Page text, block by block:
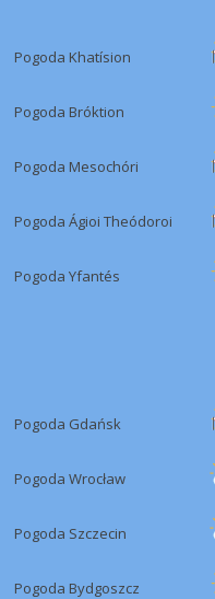
Pogoda Khatísion
Pogoda Bróktion
Pogoda Mesochóri
Pogoda Ágioi Theódoroi
Pogoda Yfantés
Pogoda Gdańsk
Pogoda Wrocław
Pogoda Szczecin
Pogoda Bydgoszcz